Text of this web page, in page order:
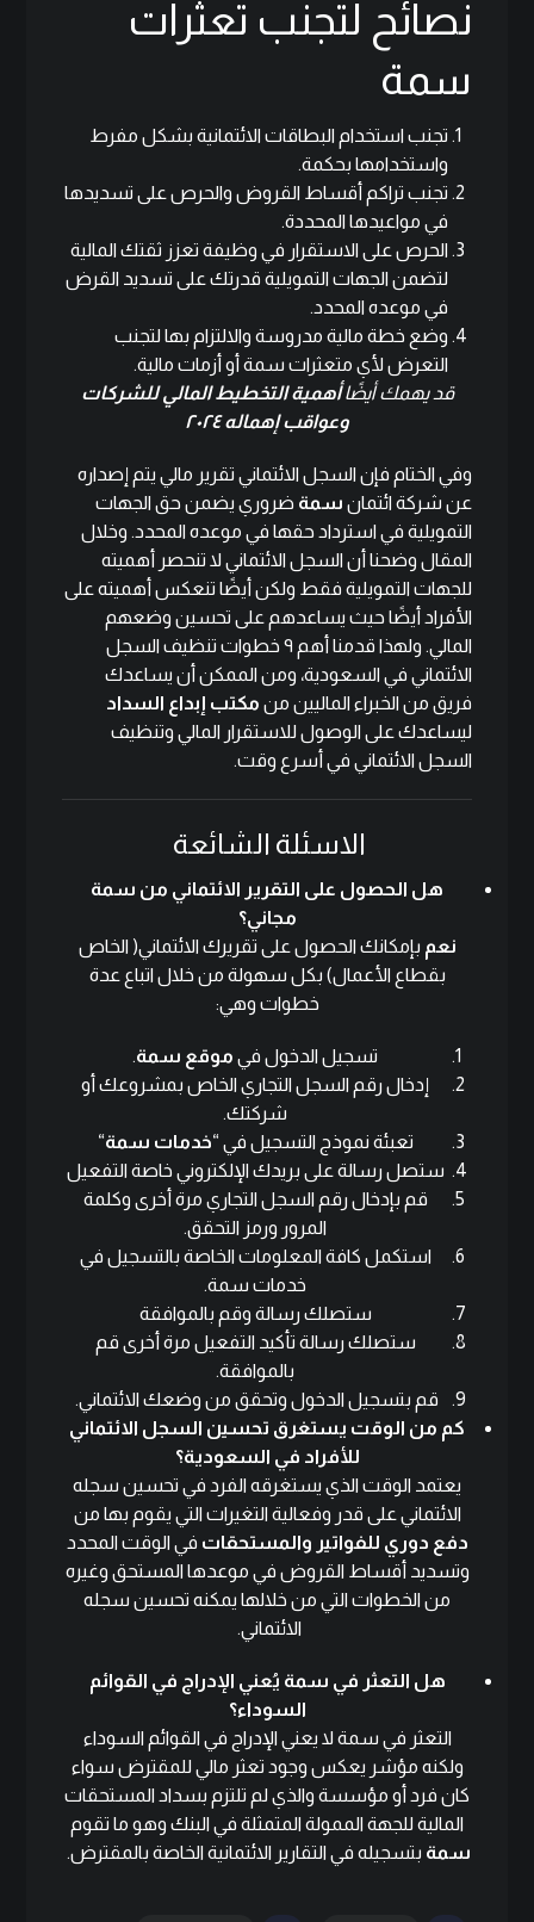
نصائح لتجنب تعثرات
سمة
تجنب استخدام البطاقات الائتمانية بشكل مفرط
واستخدامها بحكمة.
تجنب تراكم أقساط القروض والحرص على تسديدها
في مواعيدها المحددة.
الحرص على الاستقرار في وظيفة تعزز ثقتك المالية
لتضمن الجهات التمويلية قدرتك على تسديد القرض
في موعده المحدد.
وضع خطة مالية مدروسة والالتزام بها لتجنب
التعرض لأي متعثرات سمة أو أزمات مالية.
قد يهمك أيضًاأهمية التخطيط المالي للشركات
وعواقب إهماله ٢٠٢٤
وفي الختام فإن السجل الائتماني تقرير مالي يتم إصداره
عن شركة ائتمان سمة ضروري يضمن حق الجهات
التمويلية في استرداد حقها في موعده المحدد. وخلال
المقال وضحنا أن السجل الائتماني لا تنحصر أهميته
للجهات التمويلية فقط ولكن أيضًا تنعكس أهميته على
الأفراد أيضًا حيث يساعدهم على تحسين وضعهم
المالي. ولهذا قدمنا أهم ٩ خطوات تنظيف السجل
الائتماني في السعودية، ومن الممكن أن يساعدك
فريق من الخبراء الماليين من مكتب إبداع السداد
ليساعدك على الوصول للاستقرار المالي وتنظيف
السجل الائتماني في أسرع وقت.
الاسئلة الشائعة
هل الحصول على التقرير الائتماني من سمة
مجاني؟
نعم بإمكانك الحصول على تقريرك الائتماني( الخاص
بقطاع الأعمال) بكل سهولة من خلال اتباع عدة
خطوات وهي:
تسجيل الدخول في موقع سمة.
إدخال رقم السجل التجاري الخاص بمشروعك أو
شركتك.
تعبئة نموذج التسجيل في “خدمات سمة“
ستصل رسالة على بريدك الإلكتروني خاصة التفعيل
قم بإدخال رقم السجل التجاري مرة أخرى وكلمة
المرور ورمز التحقق.
استكمل كافة المعلومات الخاصة بالتسجيل في
خدمات سمة.
ستصلك رسالة وقم بالموافقة
ستصلك رسالة تأكيد التفعيل مرة أخرى قم
بالموافقة.
قم بتسجيل الدخول وتحقق من وضعك الائتماني.
كم من الوقت يستغرق تحسين السجل الائتماني
للأفراد في السعودية؟
يعتمد الوقت الذي يستغرقه الفرد في تحسين سجله
الائتماني على قدر وفعالية التغيرات التي يقوم بها من
دفع دوري للفواتير والمستحقات في الوقت المحدد
وتسديد أقساط القروض في موعدها المستحق وغيره
من الخطوات التي من خلالها يمكنه تحسين سجله
الائتماني.
هل التعثر في سمة يُعني الإدراج في القوائم
السوداء؟
التعثر في سمة لا يعني الإدراج في القوائم السوداء
ولكنه مؤشر يعكس وجود تعثر مالي للمقترض سواء
كان فرد أو مؤسسة والذي لم تلتزم بسداد المستحقات
المالية للجهة الممولة المتمثلة في البنك وهو ما تقوم
سمة بتسجيله في التقارير الائتمانية الخاصة بالمقترض.